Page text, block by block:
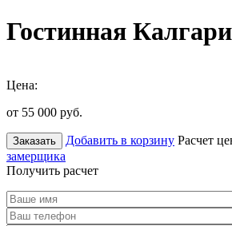
Гостинная Калгари
Цена:
от 55 000 руб.
Заказать Добавить в корзину Расчет
замерщика
Получить расчет